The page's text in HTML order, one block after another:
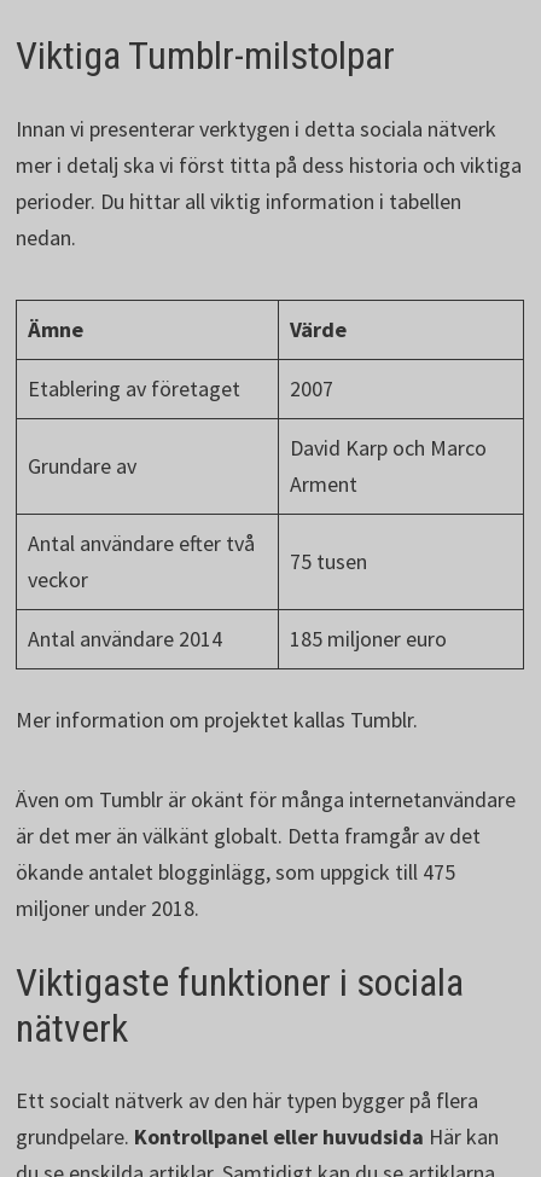
Viktiga Tumblr-milstolpar
Innan vi presenterar verktygen i detta sociala nätverk
mer i detalj ska vi först titta på dess historia och viktiga
perioder. Du hittar all viktig information i tabellen
nedan.
Ämne Värde
Etablering av företaget 2007
Grundare av
David Karp och Marco
Arment
Antal användare efter två
veckor
75 tusen
Antal användare 2014 185 miljoner euro
Mer information om projektet kallas Tumblr.
Även om Tumblr är okänt för många internetanvändare
är det mer än välkänt globalt. Detta framgår av det
ökande antalet blogginlägg, som uppgick till 475
miljoner under 2018.
Viktigaste funktioner i sociala
nätverk
Ett socialt nätverk av den här typen bygger på flera
grundpelare. Kontrollpanel eller huvudsida Här kan